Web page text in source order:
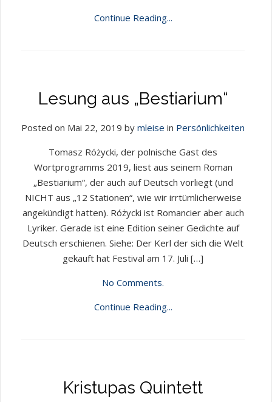
Continue Reading...
Lesung aus „Bestiarium“
Posted on Mai 22, 2019 by mleise in Persönlichkeiten
Tomasz Różycki, der polnische Gast des
Wortprogramms 2019, liest aus seinem Roman
„Bestiarium“, der auch auf Deutsch vorliegt (und
NICHT aus „12 Stationen“, wie wir irrtümlicherweise
angekündigt hatten). Różycki ist Romancier aber auch
Lyriker. Gerade ist eine Edition seiner Gedichte auf
Deutsch erschienen. Siehe: Der Kerl der sich die Welt
gekauft hat Festival am 17. Juli […]
No Comments.
Continue Reading...
Kristupas Quintett